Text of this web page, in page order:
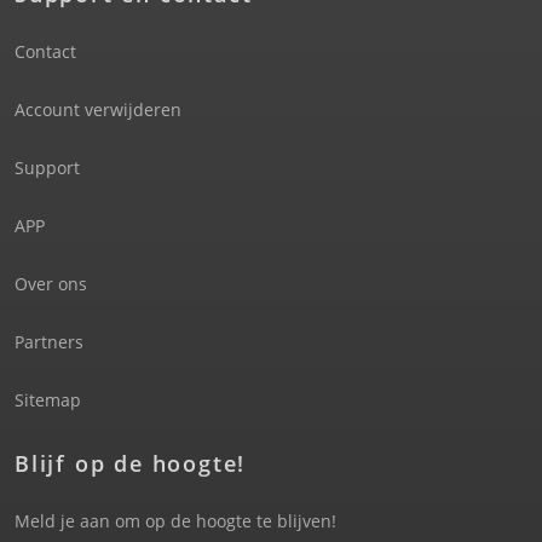
Contact
Account verwijderen
Support
APP
Over ons
Partners
Sitemap
Blijf op de hoogte!
Meld je aan om op de hoogte te blijven!